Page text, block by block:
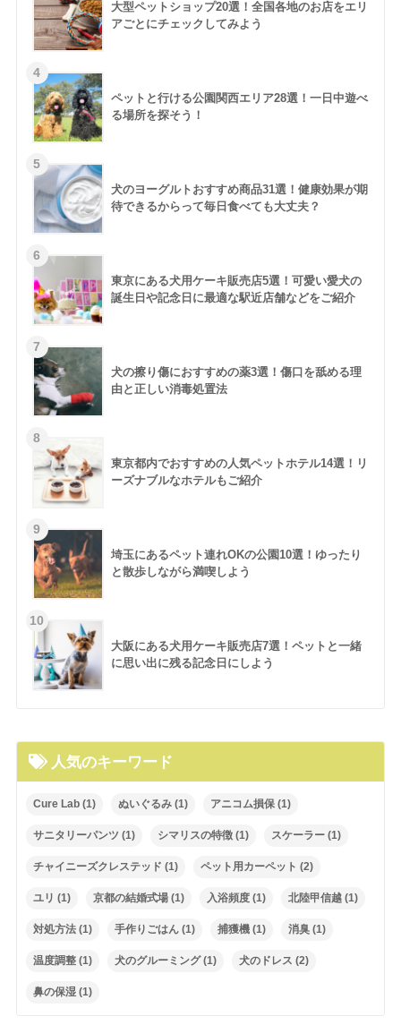
大型ペットショップ20選！全国各地のお店をエリ
アごとにチェックしてみよう
ペットと行ける公園関西エリア28選！一日中遊べ
る場所を探そう！
犬のヨーグルトおすすめ商品31選！健康効果が期
待できるからって毎日食べても大丈夫？
東京にある犬用ケーキ販売店5選！可愛い愛犬の
誕生日や記念日に最適な駅近店舗などをご紹介
犬の擦り傷におすすめの薬3選！傷口を舐める理
由と正しい消毒処置法
東京都内でおすすめの人気ペットホテル14選！リ
ーズナブルなホテルもご紹介
埼玉にあるペット連れOKの公園10選！ゆったり
と散歩しながら満喫しよう
大阪にある犬用ケーキ販売店7選！ペットと一緒
に思い出に残る記念日にしよう
人気のキーワード
Cure Lab(1) ぬいぐるみ(1) アニコム損保(1)
サニタリーパンツ (1) シマリスの特徴(1) スケーラー(1)
チャイニーズクレステッド (1) ペット用カーペット (2)
ユリ (1) 京都の結婚式場(1) 入浴頻度(1) 北陸甲信越(1)
対処方法(1) 手作りごはん(1) 捕獲機(1) 消臭(1)
温度調整(1) 犬のグルーミング(1) 犬のドレス (2)
鼻の保湿(1)